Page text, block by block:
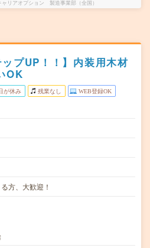
リアオプション 製造事業部（全国）
ップUP！！】内装用木材
OK
が休み 残業なし WEB登録OK
方、大歓迎！